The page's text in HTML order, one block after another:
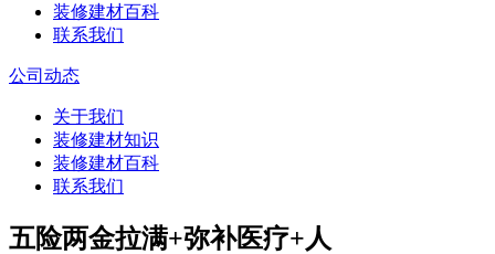
装修建材百科
联系我们
公司动态
关于我们
装修建材知识
装修建材百科
联系我们
五险两金拉满+弥补医疗+人